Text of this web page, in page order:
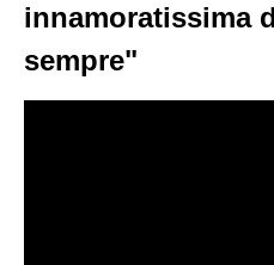
innamoratissima
sempre"